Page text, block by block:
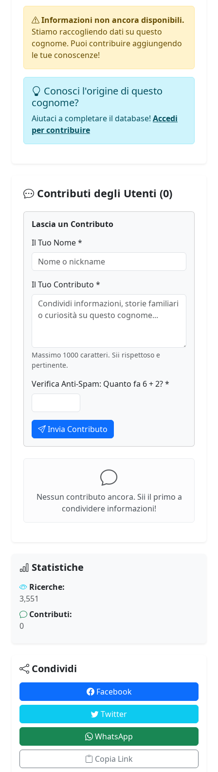
Informazioni non ancora disponibili.
Stiamo raccogliendo dati su questo
cognome. Puoi contribuire aggiungendo
le tue conoscenze!
Conosci l'origine di questo
cognome?
Aiutaci a completare il database! Accedi
per contribuire
Contributi degli Utenti (0)
Lascia un Contributo
Il Tuo Nome *
Il Tuo Contributo *
Massimo 1000 caratteri. Sii rispettoso e
pertinente.
Verifica Anti-Spam: Quanto fa 6 + 2? *
Invia Contributo
Nessun contributo ancora. Sii il primo a
condividere informazioni!
Statistiche
Ricerche:
3,551
Contributi:
0
Condividi
Facebook
Twitter
WhatsApp
Copia Link